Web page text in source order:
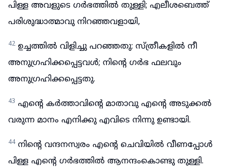
പിള്ള അവളുടെ ഗർഭത്തിൽ തുള്ളി; എലീശബെത്ത്
പരിശുദ്ധാത്മാവു നിറഞ്ഞവളായി,
42 ഉച്ചത്തിൽ വിളിച്ചു പറഞ്ഞതു: സ്ത്രീകളിൽ നീ
അനുഗ്രഹിക്കപ്പെട്ടവൾ; നിന്റെ ഗർഭ ഫലവും
അനുഗ്രഹിക്കപ്പെട്ടതു.
43 എന്റെ കർത്താവിന്റെ മാതാവു എന്റെ അടുക്കൽ
വരുന്ന മാനം എനിക്കു എവിടെ നിന്നു ഉണ്ടായി.
44 നിന്റെ വന്ദനസ്വരം എന്റെ ചെവിയിൽ വീണപ്പോൾ
പിള്ള എന്റെ ഗർഭത്തിൽ ആനന്ദംകൊണ്ടു തുള്ളി.